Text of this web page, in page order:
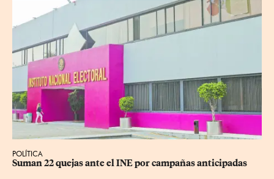
POLÍTICA
Suman 22 quejas ante el INE por campañas anticipadas